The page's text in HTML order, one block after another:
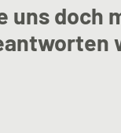
uns doch